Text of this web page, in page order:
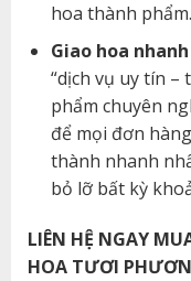
hoa thành phẩm.
Giao hoa
“dịch vụ uy tín
phẩm chuyên
để mọi đơn
thành nhanh
bỏ lỡ bất kỳ
LIÊN HỆ NGAY
HOA TƯƠI